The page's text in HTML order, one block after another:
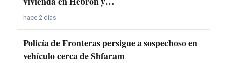
hace 2 días
Policía de Fronteras persigue a sospechoso en
vehículo cerca de Shfaram